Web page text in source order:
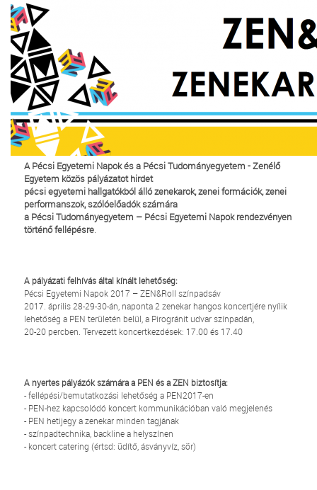
A Pécsi Egyetemi Napok és a Pécsi Tudományegyetem - Zenélő
Egyetem közös pályázatot hirdet
pécsi egyetemi hallgatókból álló zenekarok, zenei formációk, zenei
performanszok, szólóelőadók számára
a Pécsi Tudományegyetem – Pécsi Egyetemi Napok rendezvényen
történő fellépésre.
A pályázati felhívás által kínált lehetőség:
Pécsi Egyetemi Napok 2017 – ZEN&Roll színpadsáv
2017. április 28-29-30-án, naponta 2 zenekar hangos koncertjére nyílik
lehetőség a PEN területén belül, a Pirogránit udvar színpadán,
20-20 percben. Tervezett koncertkezdések: 17.00 és 17.40
A nyertes pályázók számára a PEN és a ZEN biztosítja:
- fellépési/bemutatkozási lehetőség a PEN2017-en
- PEN-hez kapcsolódó koncert kommunikációban való megjelenés
- PEN hetijegy a zenekar minden tagjának
- színpadtechnika, backline a helyszínen
- koncert catering (értsd: üdítő, ásványvíz, sör)